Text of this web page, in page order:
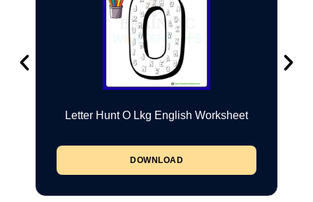
Letter Hunt O Lkg English Worksheet
DOWNLOAD